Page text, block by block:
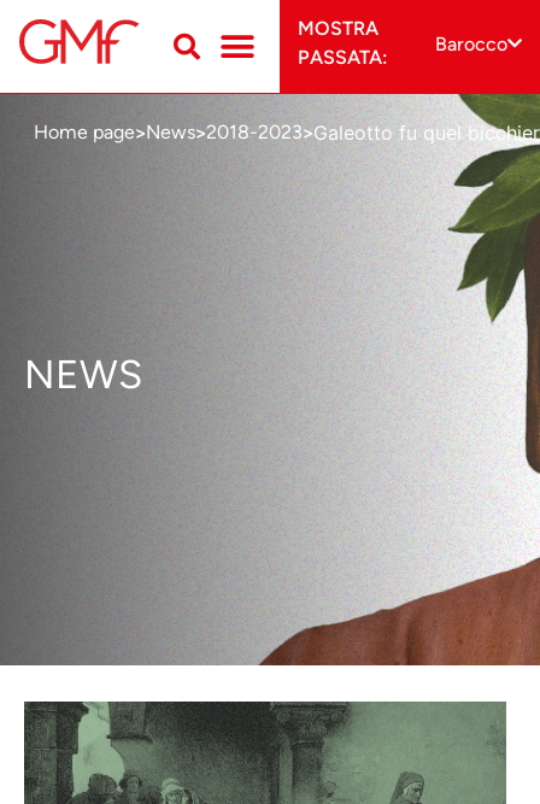
MOSTRA
PASSATA:
Barocco
Home page>News>2018-2023>Galeotto fu quel
NEWS